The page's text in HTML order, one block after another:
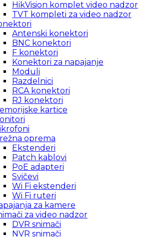
HikVision komplet video nadzor
TVT kompleti za video nadzor
Antenski konektori
BNC konektori
F konektori
Konektori za napajanje
Moduli
Razdelnici
RCA konektori
RJ konektori
kartice
oprema
Ekstenderi
Patch kablovi
PoE adapteri
Svičevi
Wi Fi ekstenderi
Wi Fi ruteri
za kamere
za video nadzor
DVR snimači
NVR snimači